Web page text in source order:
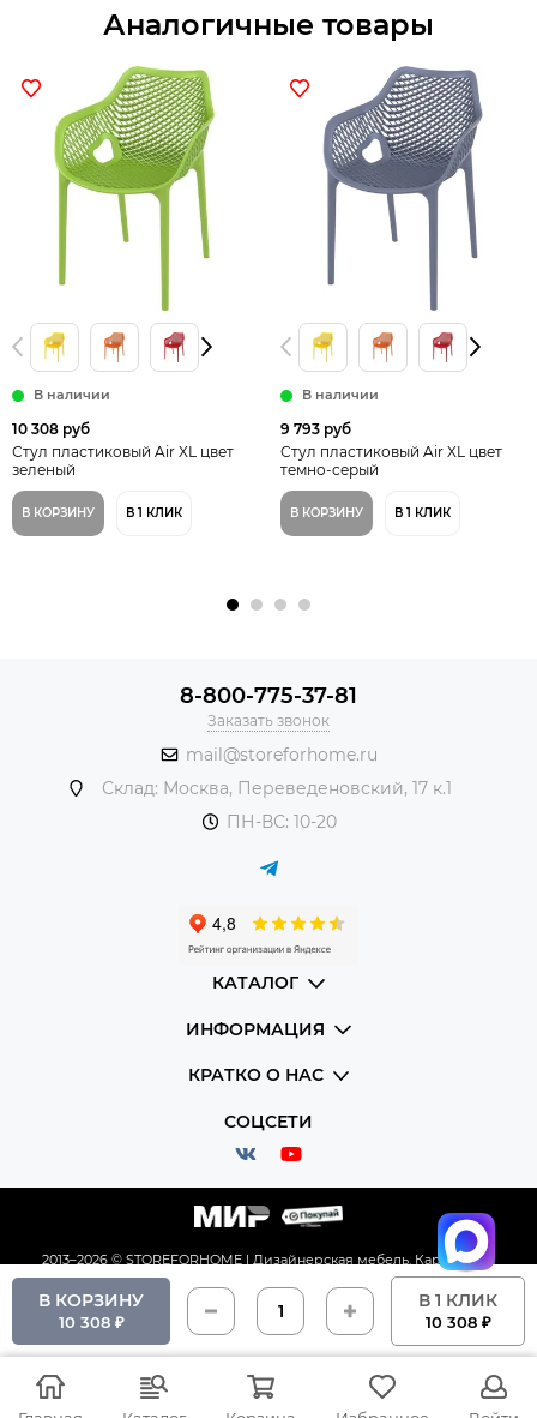
В КОРЗИНУ
10 308 ₽
В 1 КЛИК
10 308 ₽
Аналогичные товары
В наличии
10 308 руб
Стул пластиковый Air XL цвет
зеленый
В КОРЗИНУ В 1 КЛИК
В наличии
9 793 руб
Стул пластиковый Air XL цвет
темно-серый
В КОРЗИНУ В 1 КЛИК
8-800-775-37-81
Заказать звонок
mail@storeforhome.ru
Склад: Москва, Переведеновский, 17 к.1
ПН-ВС: 10-20
КАТАЛОГ
ИНФОРМАЦИЯ
КРАТКО О НАС
СОЦСЕТИ
2013–2026 © STOREFORHOME | Дизайнерская мебель. Карта сайта